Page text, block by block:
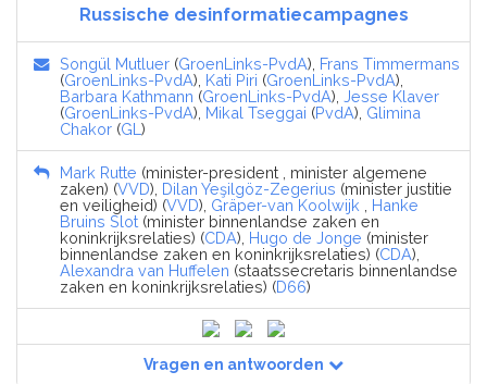
Russische desinformatiecampagnes
Songül Mutluer (GroenLinks-PvdA), Frans Timmermans
(GroenLinks-PvdA), Kati Piri (GroenLinks-PvdA),
Barbara Kathmann (GroenLinks-PvdA), Jesse Klaver
(GroenLinks-PvdA), Mikal Tseggai (PvdA), Glimina
Chakor (GL )
Mark Rutte (minister-president , minister algemene
zaken) (VVD), Dilan Yeşilgöz-Zegerius (minister justitie
en veiligheid) (VVD), Gräper-van Koolwijk
Hanke
Bruins Slot (minister binnenlandse zaken en
koninkrijksrelaties) (CDA), Hugo de Jonge (minister
binnenlandse zaken en koninkrijksrelaties) (CDA),
Alexandra van Huffelen (staatssecretaris binnenlandse
zaken en koninkrijksrelaties) (D66)
Vragen en antwoorden